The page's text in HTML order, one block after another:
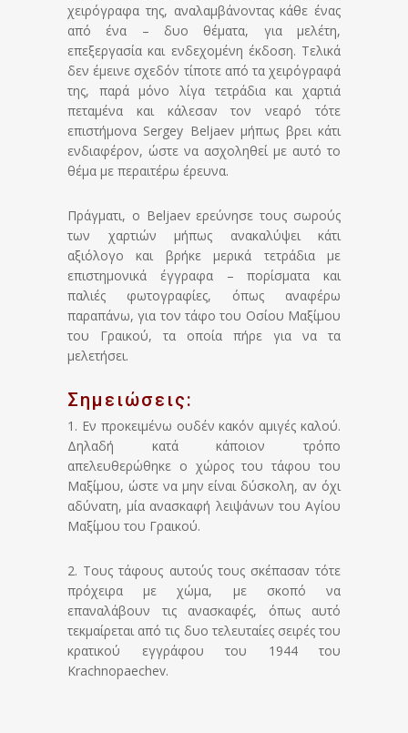
χειρόγραφα της, αναλαμβάνοντας κάθε ένας
από ένα – δυο θέματα, για μελέτη,
επεξεργασία και ενδεχομένη έκδοση. Τελικά
δεν έμεινε σχεδόν τίποτε από τα χειρόγραφά
της, παρά μόνο λίγα τετράδια και χαρτιά
πεταμένα και κάλεσαν τον νεαρό τότε
επιστήμονα Sergey Beljaev μήπως βρει κάτι
ενδιαφέρον, ώστε να ασχοληθεί με αυτό το
θέμα με περαιτέρω έρευνα.
Πράγματι, ο Beljaev ερεύνησε τους σωρούς
των χαρτιών μήπως ανακαλύψει κάτι
αξιόλογο και βρήκε μερικά τετράδια με
επιστημονικά έγγραφα – πορίσματα και
παλιές φωτογραφίες, όπως αναφέρω
παραπάνω, για τον τάφο του Οσίου Μαξίμου
του Γραικού, τα οποία πήρε για να τα
μελετήσει.
Σημειώσεις:
1. Εν προκειμένω ουδέν κακόν αμιγές καλού.
Δηλαδή κατά κάποιον τρόπο
απελευθερώθηκε ο χώρος του τάφου του
Μαξίμου, ώστε να μην είναι δύσκολη, αν όχι
αδύνατη, μία ανασκαφή λειψάνων του Αγίου
Μαξίμου του Γραικού.
2. Τους τάφους αυτούς τους σκέπασαν τότε
πρόχειρα με χώμα, με σκοπό να
επαναλάβουν τις ανασκαφές, όπως αυτό
τεκμαίρεται από τις δυο τελευταίες σειρές του
κρατικού εγγράφου του 1944 του
Krachnopaechev.